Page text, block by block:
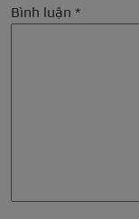
Bình luận *